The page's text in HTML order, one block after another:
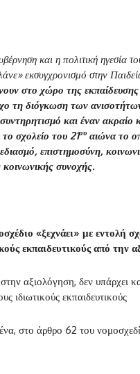
και η πολιτική ηγεσία
εκσυγχρονισμό στην
στο χώρο της
τη διόγκωση των
και έναν ακραίο
σχολείο του 21ου αιώνα το
επιστημοσύνη,
συνοχής.
«ξεχνάει» με εντολή
εκπαιδευτικούς από την
αξιολόγηση, δεν υπάρχει
ιδιωτικούς εκπαιδευτικούς
στο άρθρο 62 του